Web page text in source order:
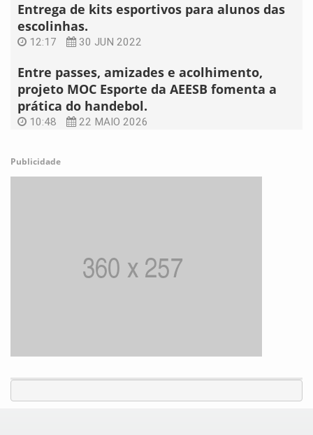
Entrega de kits esportivos para alunos das
escolinhas.
12:17 30 JUN 2022
Entre passes, amizades e acolhimento,
projeto MOC Esporte da AEESB fomenta a
prática do handebol.
10:48 22 MAIO 2026
Publicidade